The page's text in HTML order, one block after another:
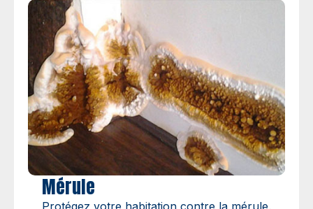
Mérule
Protégez votre habitation contre la mérule,